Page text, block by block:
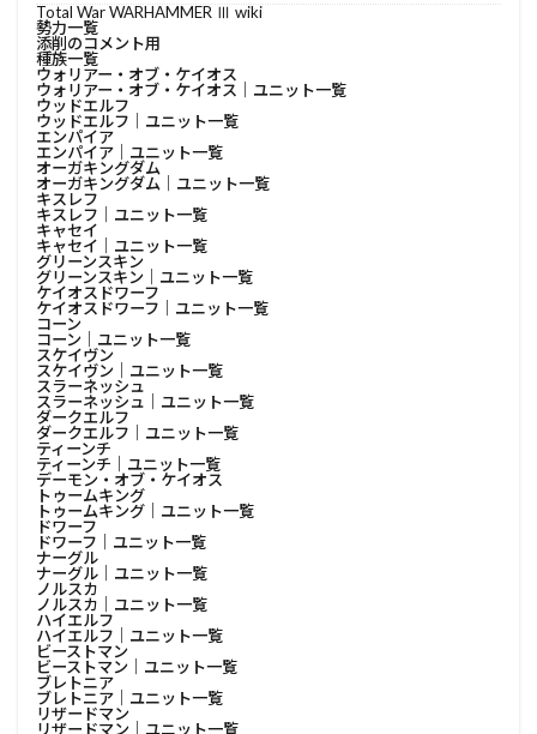
Total War WARHAMMER Ⅲ wiki
勢力一覧
添削のコメント用
種族一覧
ウォリアー・オブ・ケイオス
ウォリアー・オブ・ケイオス│ユニット一覧
ウッドエルフ
ウッドエルフ│ユニット一覧
エンパイア
エンパイア│ユニット一覧
オーガキングダム
オーガキングダム│ユニット一覧
キスレフ
キスレフ│ユニット一覧
キャセイ
キャセイ│ユニット一覧
グリーンスキン
グリーンスキン│ユニット一覧
ケイオスドワーフ
ケイオスドワーフ│ユニット一覧
コーン
コーン│ユニット一覧
スケイヴン
スケイヴン│ユニット一覧
スラーネッシュ
スラーネッシュ│ユニット一覧
ダークエルフ
ダークエルフ│ユニット一覧
ティーンチ
ティーンチ│ユニット一覧
デーモン・オブ・ケイオス
トゥームキング
トゥームキング│ユニット一覧
ドワーフ
ドワーフ│ユニット一覧
ナーグル
ナーグル│ユニット一覧
ノルスカ
ノルスカ│ユニット一覧
ハイエルフ
ハイエルフ│ユニット一覧
ビーストマン
ビーストマン│ユニット一覧
ブレトニア
ブレトニア│ユニット一覧
リザードマン
リザードマン│ユニット一覧